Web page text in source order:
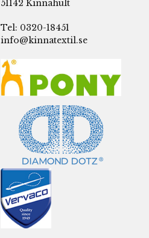
51142 Kinnahult
Tel: 0320-18451
info@kinnatextil.se